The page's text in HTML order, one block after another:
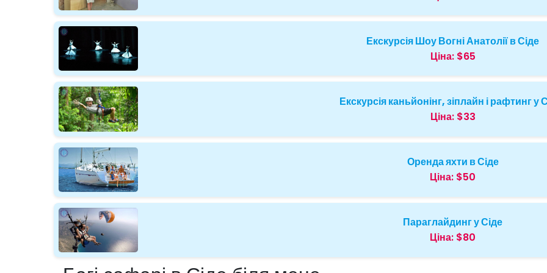
Екскурсія Шоу Вогні Анатолії в Сіде
Ціна: $65
Екскурсія каньйонінг, зіплайн і рафтинг у
Ціна: $33
Оренда яхти в Сіде
Ціна: $50
Параглайдинг у Сіде
Ціна: $80